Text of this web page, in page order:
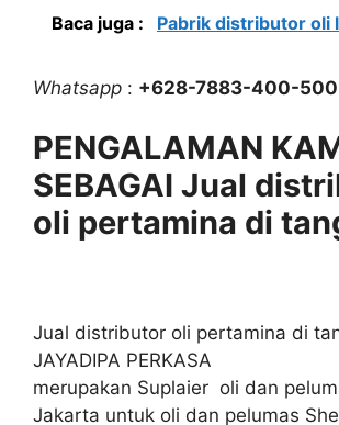
Baca juga : Pabrik distributor oli
Whatsapp : +628-7883-400-500
PENGALAMAN
SEBAGAI Jual
oli pertamina di
Jual distributor oli pertamina di
JAYADIPA PERKASA
merupakan Suplaier oli dan
Jakarta untuk oli dan pelumas